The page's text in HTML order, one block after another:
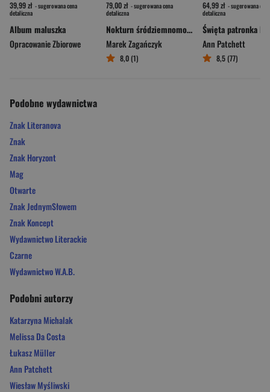
39,99 zł - sugerowana cena
detaliczna
Album maluszka
Opracowanie Zbiorowe
79,00 zł - sugerowana cena
detaliczna
Nokturn śródziemnomorski
Marek Zagańczyk
8,0 (1)
64,99 zł - sugerowana cena
detaliczna
Ann Patchett
8,5 (77)
Podobne wydawnictwa
Znak Literanova
Znak
Znak Horyzont
Mag
Otwarte
Znak JednymSłowem
Znak Koncept
Wydawnictwo Literackie
Czarne
Wydawnictwo W.A.B.
Podobni autorzy
Katarzyna Michalak
Melissa Da Costa
Łukasz Müller
Ann Patchett
Wiesław Myśliwski